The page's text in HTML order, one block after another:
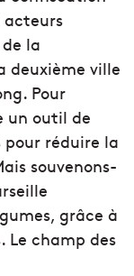
acteurs
la
deuxième ville
Pour
un outil de
réduire la
souvenons-
grâce à
Le champ des